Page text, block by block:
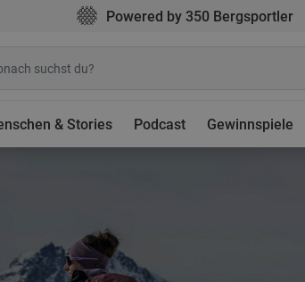
Powered by 350 Bergsportler
& Stories Podcast Gewinnspiele